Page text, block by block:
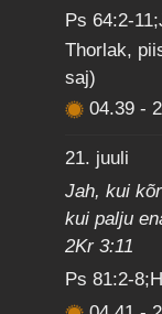
Ps 64:2-
Thorlak,
saj)
04.39-
21. juuli
Jah, kui
kui palju
2Kr 3:11
Ps 81:2-